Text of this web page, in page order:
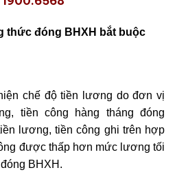
thức đóng BHXH bắt buộc
chế độ tiền lương do đơn vị
tiền công hàng tháng đóng
lương, tiền công ghi trên hợp
được thấp hơn mức lương tối
BHXH.